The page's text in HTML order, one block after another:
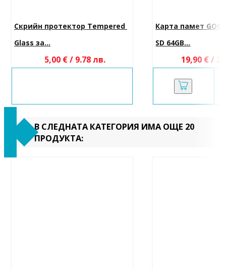
Скрийн протектор Tempered
Glass за...
5,00 € / 9.78 лв.
Карта памет
SD 64GB...
19,90 € /
В СЛЕДНАТА КАТЕГОРИЯ ИМА ОЩЕ 20
ПРОДУКТА: